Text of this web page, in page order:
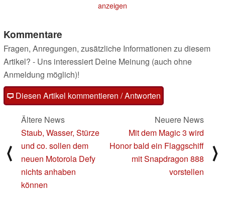
anzeigen
Kommentare
Fragen, Anregungen, zusätzliche Informationen zu diesem
Artikel? - Uns interessiert Deine Meinung (auch ohne
Anmeldung möglich)!
Diesen Artikel kommentieren / Antworten
⟨
Ältere News
Staub, Wasser, Stürze
und co. sollen dem
neuen Motorola Defy
nichts anhaben
können
Neuere News
Mit dem Magic 3 wird
Honor bald ein Flaggschiff
mit Snapdragon 888
vorstellen
⟩